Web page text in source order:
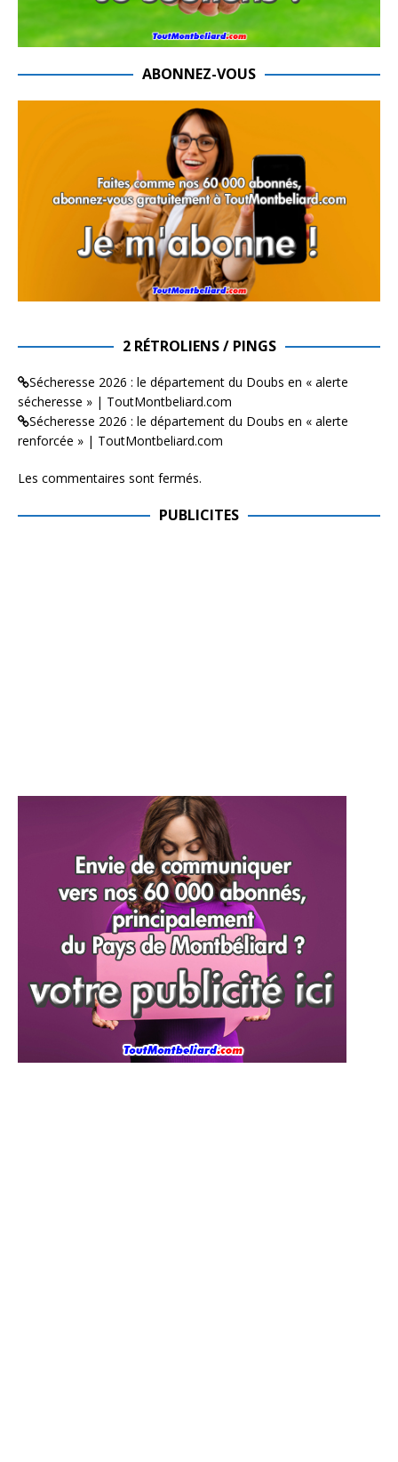
ABONNEZ-VOUS
2 RÉTROLIENS / PINGS
Sécheresse 2026 : le département du Doubs en « alerte
sécheresse » | ToutMontbeliard.com
Sécheresse 2026 : le département du Doubs en « alerte
renforcée » | ToutMontbeliard.com
Les commentaires sont fermés.
PUBLICITES